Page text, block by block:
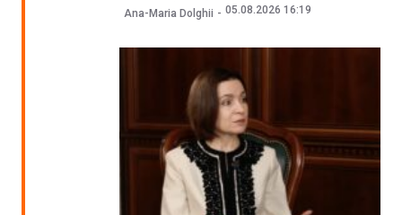
Ana-Maria Dolghii 05.08.2026 16:19